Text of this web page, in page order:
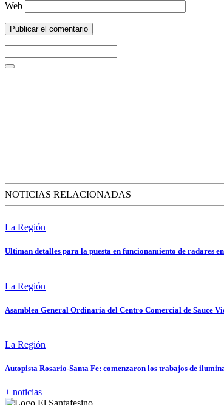
Web
NOTICIAS RELACIONADAS
La Región
Ultiman detalles para la puesta en funcionamiento de radares
La Región
Asamblea General Ordinaria del Centro Comercial de Sauce
La Región
Autopista Rosario-Santa Fe: comenzaron los trabajos de
+ noticias